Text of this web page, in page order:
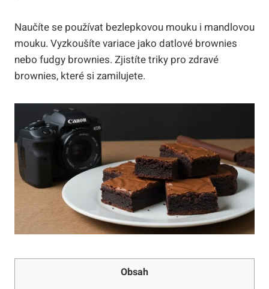
Naučíte se používat bezlepkovou mouku i mandlovou
mouku. Vyzkoušíte variace jako datlové brownies
nebo fudgy brownies. Zjistíte triky pro zdravé
brownies, které si zamilujete.
Obsah